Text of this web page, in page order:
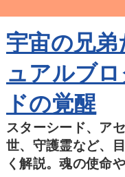
宇宙の兄
ュアルブ
ドの覚醒
スターシード、ア
世、守護霊など、
く解説。魂の使命